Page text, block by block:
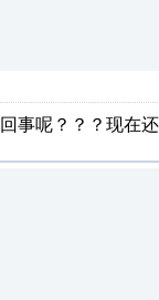
事呢？？？现在